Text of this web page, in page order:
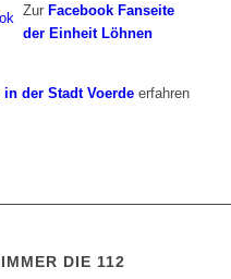
Zur Facebook Fanseite
der Einheit Löhnen
der Stadt Voerdeerfahren
DIE 112